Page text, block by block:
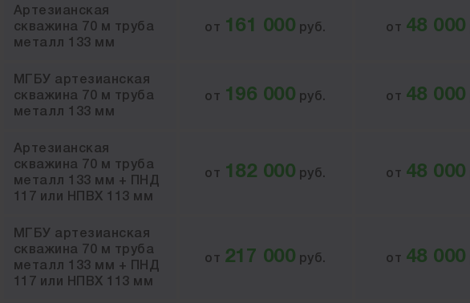
Артезианская
скважина 70 м труба
металл 133 мм
от 161 000 руб. от 48 000
МГБУ артезианская
скважина 70 м труба
металл 133 мм
от 196 000 руб. от 48 000
Артезианская
скважина 70 м труба
металл 133 мм + ПНД
117 или НПВХ 113 мм
от 182 000 руб. от 48 000
МГБУ артезианская
скважина 70 м труба
металл 133 мм + ПНД
117 или НПВХ 113 мм
от 217 000 руб. от 48 000